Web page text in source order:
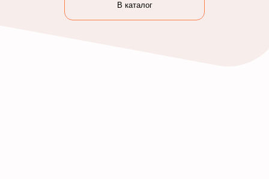
В каталог